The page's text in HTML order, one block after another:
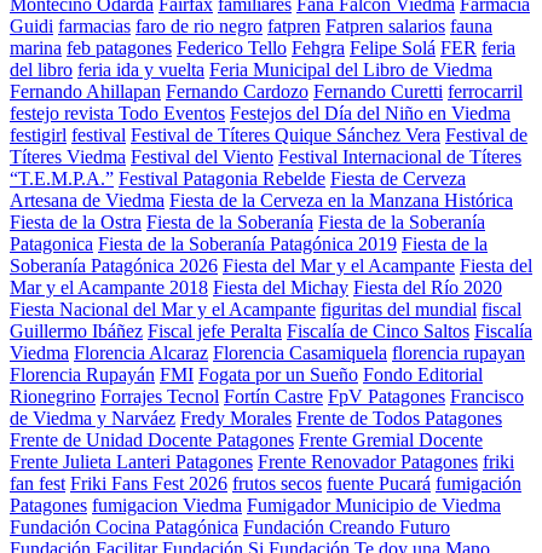
Montecino Odarda Fairfax familiares Fana Falcon Viedma Farmacia
Guidi farmacias faro de rio negro fatpren Fatpren salarios fauna
marina feb patagones Federico Tello Fehgra Felipe Solá FER feria
del libro feria ida y vuelta Feria Municipal del Libro de Viedma
Fernando Ahillapan Fernando Cardozo Fernando Curetti ferrocarril
festejo revista Todo Eventos Festejos del Día del Niño en Viedma
festigirl festival Festival de Títeres Quique Sánchez Vera Festival de
Títeres Viedma Festival del Viento Festival Internacional de Títeres
“T.E.M.P.A.” Festival Patagonia Rebelde Fiesta de Cerveza
Artesana de Viedma Fiesta de la Cerveza en la Manzana Histórica
Fiesta de la Ostra Fiesta de la Soberanía Fiesta de la Soberanía
Patagonica Fiesta de la Soberanía Patagónica 2019 Fiesta de la
Soberanía Patagónica 2026 Fiesta del Mar y el Acampante Fiesta del
Mar y el Acampante 2018 Fiesta del Michay Fiesta del Río 2020
Fiesta Nacional del Mar y el Acampante figuritas del mundial fiscal
Guillermo Ibáñez Fiscal jefe Peralta Fiscalía de Cinco Saltos Fiscalía
Viedma Florencia Alcaraz Florencia Casamiquela florencia rupayan
Florencia Rupayán FMI Fogata por un Sueño Fondo Editorial
Rionegrino Forrajes Tecnol Fortín Castre FpV Patagones Francisco
de Viedma y Narváez Fredy Morales Frente de Todos Patagones
Frente de Unidad Docente Patagones Frente Gremial Docente
Frente Julieta Lanteri Patagones Frente Renovador Patagones friki
fan fest Friki Fans Fest 2026 frutos secos fuente Pucará fumigación
Patagones fumigacion Viedma Fumigador Municipio de Viedma
Fundación Cocina Patagónica Fundación Creando Futuro
Fundación Facilitar Fundación Si Fundación Te doy una Mano